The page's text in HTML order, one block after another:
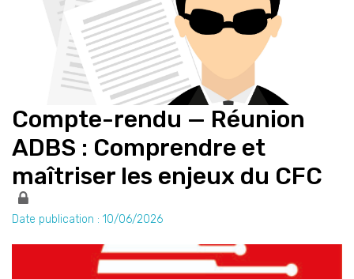
Compte-rendu — Réunion
ADBS : Comprendre et
maîtriser les enjeux du CFC
Date publication : 10/06/2026